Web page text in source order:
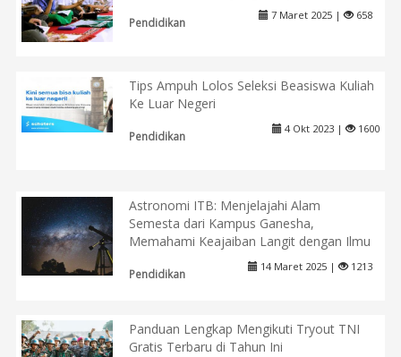
Pendidikan
7 Maret 2025 | 658
Tips Ampuh Lolos Seleksi Beasiswa Kuliah
Ke Luar Negeri
Pendidikan
4 Okt 2023 | 1600
Astronomi ITB: Menjelajahi Alam
Semesta dari Kampus Ganesha,
Memahami Keajaiban Langit dengan Ilmu
Pendidikan
14 Maret 2025 | 1213
Panduan Lengkap Mengikuti Tryout TNI
Gratis Terbaru di Tahun Ini